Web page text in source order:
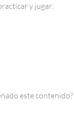
y jugar:
este contenido?